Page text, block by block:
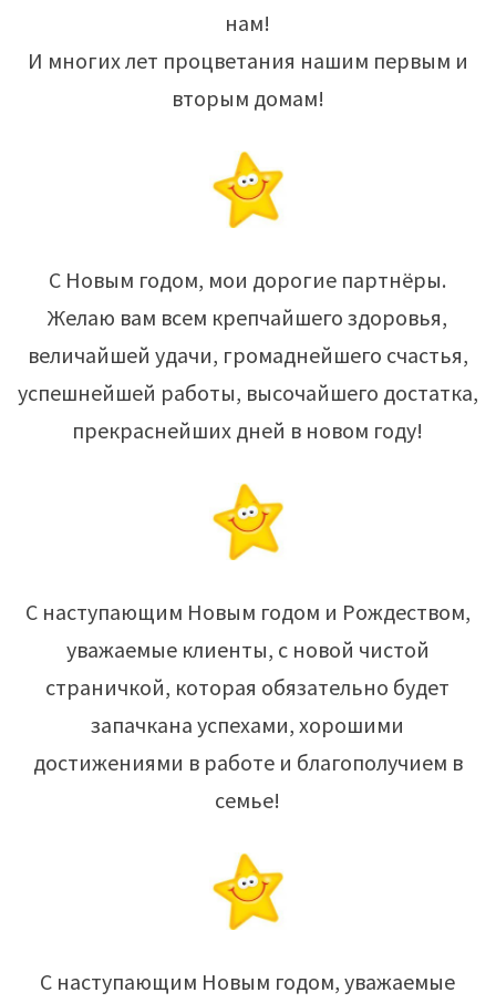
нам!
И многих лет процветания нашим первым и
вторым домам!
С Новым годом, мои дорогие партнёры.
Желаю вам всем крепчайшего здоровья,
величайшей удачи, громаднейшего счастья,
успешнейшей работы, высочайшего достатка,
прекраснейших дней в новом году!
С наступающим Новым годом и Рождеством,
уважаемые клиенты, с новой чистой
страничкой, которая обязательно будет
запачкана успехами, хорошими
достижениями в работе и благополучием в
семье!
С наступающим Новым годом, уважаемые